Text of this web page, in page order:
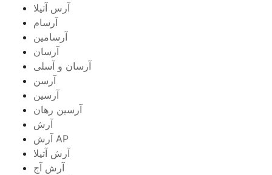
آرس آتیلا
آرسام
آرسامین
آرسان
آرسان و آسلی
آرسن
آرسین
آرسین رهان
آرش
آرش AP
آرش آتیلا
آرش آج